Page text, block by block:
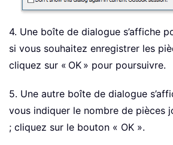
4. Une boîte de dialogue s’affiche
si vous souhaitez enregistrer les
cliquez sur « OK » pour poursuivre.
5. Une autre boîte de dialogue
vous indiquer le nombre de pièces
; cliquez sur le bouton « OK ».